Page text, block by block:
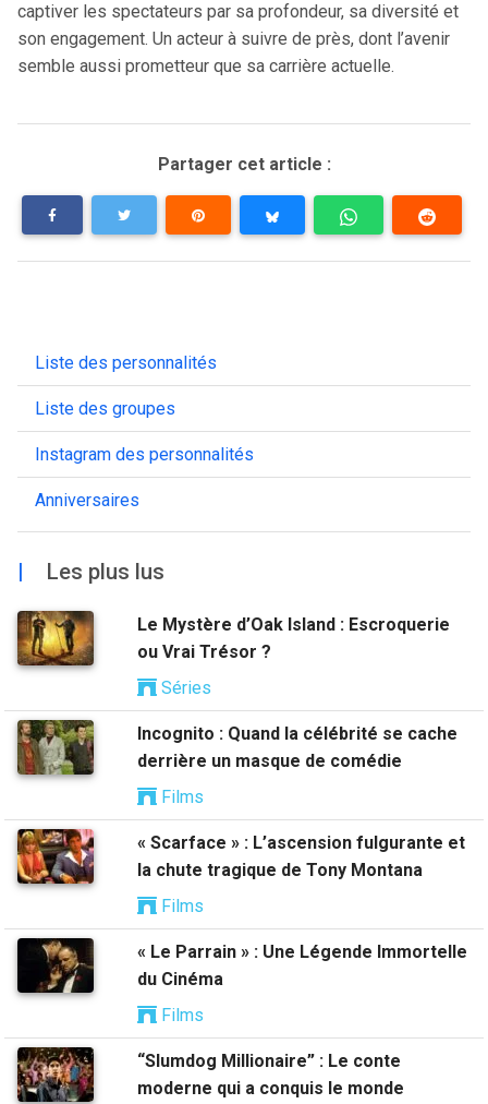
captiver les spectateurs par sa profondeur, sa diversité et
son engagement. Un acteur à suivre de près, dont l’avenir
semble aussi prometteur que sa carrière actuelle.
Partager cet article :
Liste des personnalités
Liste des groupes
Instagram des personnalités
Anniversaires
| Les plus lus
Le Mystère d’Oak Island : Escroquerie
ou Vrai Trésor ?
Séries
Incognito : Quand la célébrité se cache
derrière un masque de comédie
Films
« Scarface » : L’ascension fulgurante et
la chute tragique de Tony Montana
Films
« Le Parrain » : Une Légende Immortelle
du Cinéma
Films
“Slumdog Millionaire” : Le conte
moderne qui a conquis le monde